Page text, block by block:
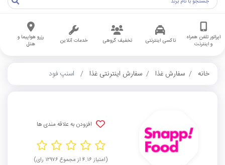
اپراتور تلفن همراه
و اینترنت
تاکسی اینترنتی تخفیف گروهی خدمات آنلاین
رزرو هواپیما و
هتل
خانه سفارش غذا سفارش اینترنتی غذا اسنپ فود
افزودن به علاقه مندی ها
(امتیاز ۴.۱۶ از مجموع ۱۲۹۷۶ رای)